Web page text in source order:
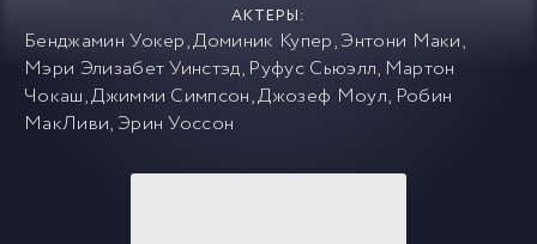
АКТЕРЫ:
Бенджамин Уокер,Доминик Купер,Энтони Маки,
Мэри Элизабет Уинстэд, Руфус Сьюэлл, Мартон
Чокаш,Джимми Симпсон,Джозеф Моул, Робин
МакЛиви,Эрин Уоссон